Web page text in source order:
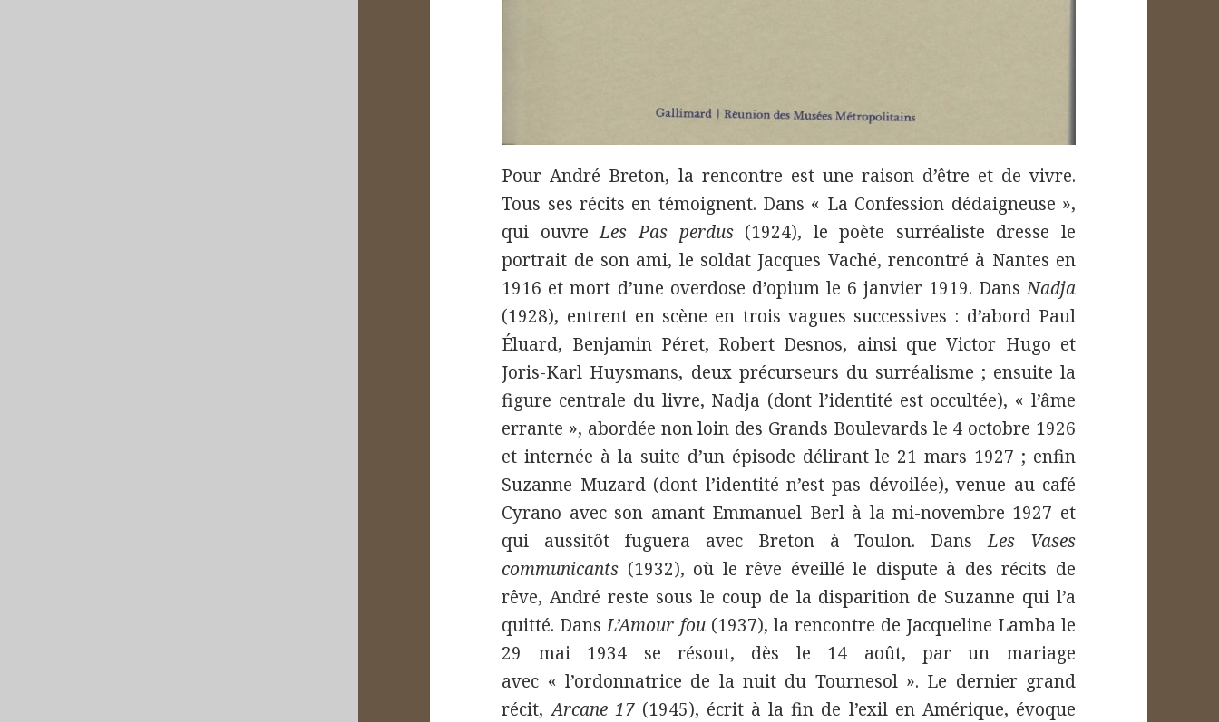
Pour André Breton, la rencontre est une raison d’être et de vivre.
Tous ses récits en témoignent. Dans « La Confession dédaigneuse »,
qui ouvreLes Pas perdus(1924), le poète surréaliste dresse le
portrait de son ami, le soldat Jacques Vaché, rencontré à Nantes en
1916 et mort d’une overdose d’opium le 6 janvier 1919. DansNadja
(1928), entrent en scène en trois vagues successives : d’abord Paul
Éluard, Benjamin Péret, Robert Desnos, ainsi que Victor Hugo et
Joris-Karl Huysmans, deux précurseurs du surréalisme ; ensuite la
figure centrale du livre, Nadja (dont l’identité est occultée), « l’âme
errante », abordée non loin des Grands Boulevards le 4 octobre 1926
et internée à la suite d’un épisode délirant le 21 mars 1927 ; enfin
Suzanne Muzard (dont l’identité n’est pas dévoilée), venue au café
Cyrano avec son amant Emmanuel Berl à la mi-novembre 1927 et
qui aussitôt fuguera avec Breton à Toulon. DansLes Vases
communicants (1932), où le rêve éveillé le dispute à des récits de
rêve, André reste sous le coup de la disparition de Suzanne qui l’a
quitté. DansL’Amour fou(1937), la rencontre de Jacqueline Lamba le
29 mai 1934 se résout, dès le 14 août, par un mariage
avec « l’ordonnatrice de la nuit du Tournesol ». Le dernier grand
récit,Arcane 17(1945), écrit à la fin de l’exil en Amérique, évoque